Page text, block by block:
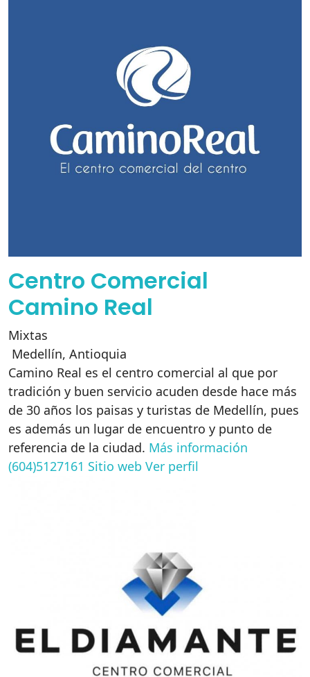
Centro Comercial
Camino Real
Mixtas
Medellín, Antioquia
Camino Real es el centro comercial al que por
tradición y buen servicio acuden desde hace más
de 30 años los paisas y turistas de Medellín, pues
es además un lugar de encuentro y punto de
referencia de la ciudad. Más información
(604)5127161 Sitio web Ver perfil